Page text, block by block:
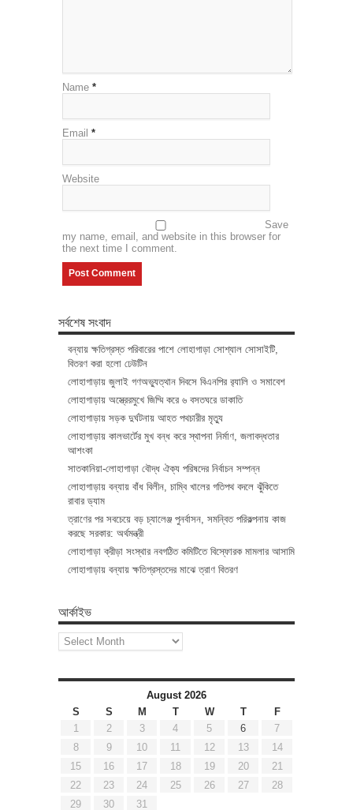
Name *
Email *
Website
Save
my name, email, and website in this browser for
the next time I comment.
সর্বশেষ সংবাদ
বন্যায় ক্ষতিগ্রস্ত পরিবারের পাশে লোহাগাড়া সোশ্যাল সোসাইটি,
বিতরণ করা হলো ঢেউটিন
লোহাগাড়ায় জুলাই গণঅভ্যুত্থান দিবসে বিএনপির র‌্যালি ও সমাবেশ
লোহাগাড়ায় অস্ত্রেরমুখে জিম্মি করে ৬ বসতঘরে ডাকাতি
লোহাগাড়ায় সড়ক দুর্ঘটনায় আহত পথচারীর মৃত্যু
লোহাগাড়ায় কালভার্টের মুখ বন্ধ করে স্থাপনা নির্মাণ, জলাবদ্ধতার
আশংকা
সাতকানিয়া-লোহাগাড়া বৌদ্ধ ঐক্য পরিষদের নির্বাচন সম্পন্ন
লোহাগাড়ায় বন্যায় বাঁধ বিলীন, চাম্বি খালের গতিপথ বদলে ঝুঁকিতে
রাবার ড্যাম
ত্রাণের পর সবচেয়ে বড় চ্যালেঞ্জ পুনর্বাসন, সমন্বিত পরিকল্পনায় কাজ
করছে সরকার: অর্থমন্ত্রী
লোহাগাড়া ক্রীড়া সংস্থার নবগঠিত কমিটিতে বিস্ফোরক মামলার আসামি
লোহাগাড়ায় বন্যায় ক্ষতিগ্রস্তদের মাঝে ত্রাণ বিতরণ
আর্কাইভ
আর্কাইভ
August 2026
S
S M T W T
F
1
2 3 4 5 6
7
8
9 10 11 12 13
14
15
16 17 18 19 20
21
22
23 24 25 26 27
28
29
30 31